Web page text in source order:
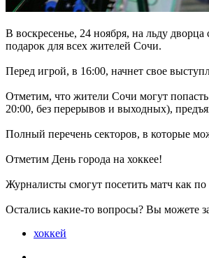
В воскресенье, 24 ноября, на льду
подарок для всех жителей Сочи.
Перед игрой, в 16:00, начнет свое
Отметим, что жители Сочи могут
20:00, без перерывов и выходных),
Полный перечень секторов, в которые
Отметим День города на хоккее!
Журналисты смогут посетить матч как
Остались какие-то вопросы? Вы можете
хоккей